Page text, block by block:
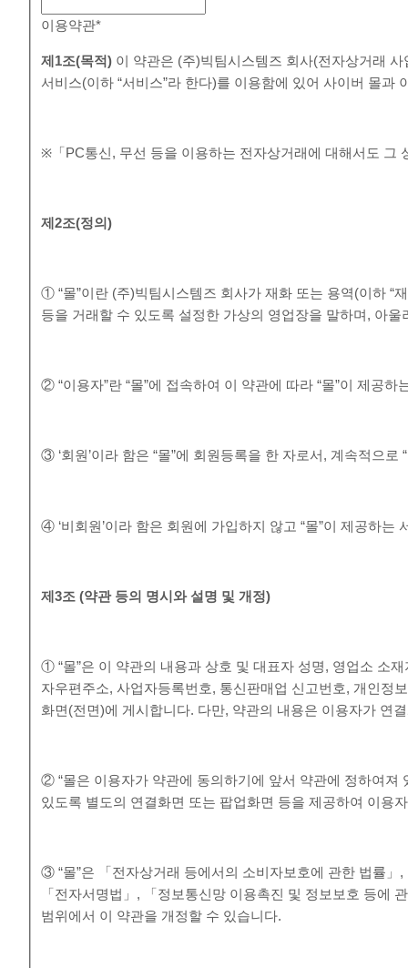
이용약관*
제 1조(목적) 이 약관은 (주)빅팀시스템즈 회사(전자상거래
서비스(이하 “서비스”라 한다)를 이용함에 있어 사이버 몰
※「PC통신, 무선 등을 이용하는 전자상거래에 대해서도 그
제2조(정의)
① “몰”이란 (주)빅팀시스템즈 회사가 재화 또는 용역(이하 “
등을 거래할 수 있도록 설정한 가상의 영업장을 말하며, 아
② “이용자”란 “몰”에 접속하여 이 약관에 따라 “몰”이 제공
③ ‘회원’이라 함은 “몰”에 회원등록을 한 자로서, 계속적으
④ ‘비회원’이라 함은 회원에 가입하지 않고 “몰”이 제공하는
제3조(약관 등의 명시와 설명 및 개정)
① “몰”은 이 약관의 내용과 상호 및 대표자 성명, 영업소 소
자우편주소, 사업자등록번호, 통신판매업 신고번호, 개인정
화면(전면)에 게시합니다. 다만, 약관의 내용은 이용자가 연
② “몰은 이용자가 약관에 동의하기에 앞서 약관에 정하여져
있도록 별도의 연결화면 또는 팝업화면 등을 제공하여 이용
③ “몰”은 「전자상거래 등에서의 소비자보호에 관한 법률
「전자서명법」, 「정보통신망 이용촉진 및 정보보호 등에
범위에서 이 약관을 개정할 수 있습니다.